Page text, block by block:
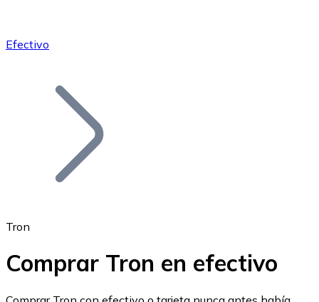
Bitcoin
Ethereum
Efectivo
Tron
Comprar Tron en efectivo